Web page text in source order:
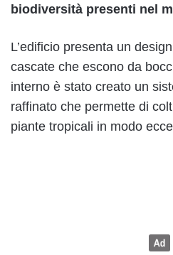
biodiversità presenti nel
L’edificio presenta un
cascate che escono da
interno è stato creato un
raffinato che permette di
piante tropicali in modo